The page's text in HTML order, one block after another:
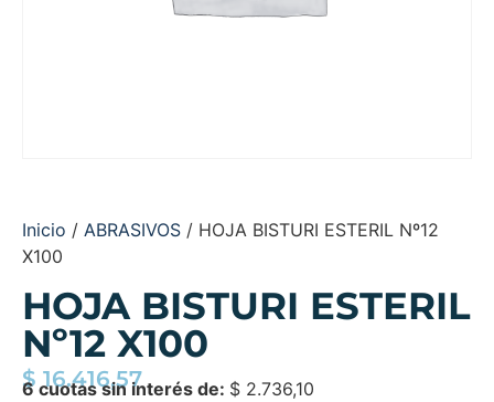
Inicio / ABRASIVOS / HOJA BISTURI ESTERIL Nº12
X100
HOJA BISTURI ESTERIL
Nº12 X100
$ 16.416,57
6 cuotas sin interés de: $ 2.736,10